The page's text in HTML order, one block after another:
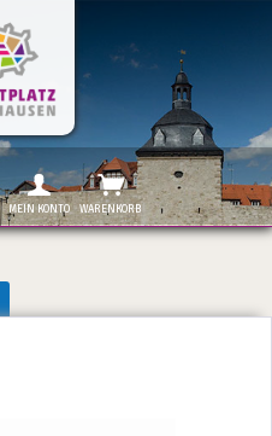
MEIN KONTO WARENKORB